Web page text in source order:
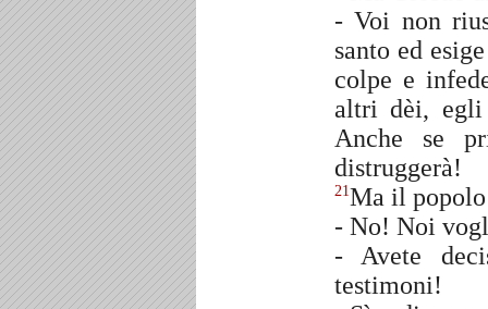
- Voi non
santo ed
colpe e
altri dèi,
Anche se
distruggerà!
21Ma il popolo
- No! Noi
- Avete
testimoni!